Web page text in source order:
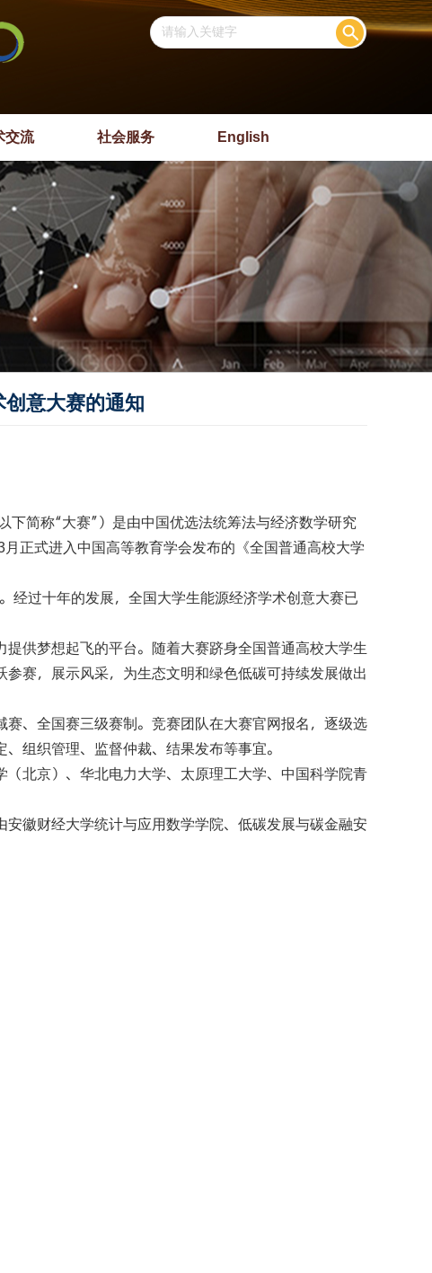
交流 社会服务 English
创意大赛的通知
下简称“大赛”）是由中国优选法统筹法与经济数学研究
月正式进入中国高等教育学会发布的《全国普通高校大学
经过十年的发展，全国大学生能源经济学术创意大赛已
供梦想起飞的平台。随着大赛跻身全国普通高校大学生
赛，展示风采，为生态文明和绿色低碳可持续发展做出
、全国赛三级赛制。竞赛团队在大赛官网报名，逐级选
组织管理、监督仲裁、结果发布等事宜。
北京）、华北电力大学、太原理工大学、中国科学院青
徽财经大学统计与应用数学学院、低碳发展与碳金融安